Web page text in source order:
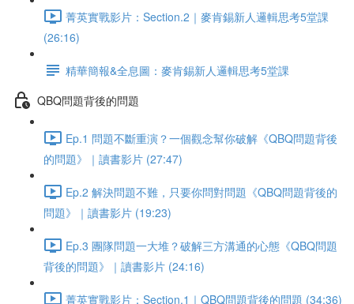
菁英實戰影片：Section.2｜麥肯錫新人邏輯思考5堂課
(26:16)
精華簡報&全息圖：麥肯錫新人邏輯思考5堂課
QBQ問題背後的問題
Ep.1 問題不斷重演？一個觀念幫你破解《QBQ問題背後
的問題》｜讀書影片 (27:47)
Ep.2 解決問題不難，只要你問對問題《QBQ問題背後的
問題》｜讀書影片 (19:23)
Ep.3 團隊問題一大堆？破解三方溝通的心態《QBQ問題
背後的問題》｜讀書影片 (24:16)
菁英實戰影片：Section.1｜QBQ問題背後的問題 (34:36)